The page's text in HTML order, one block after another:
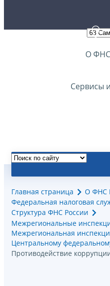
О
Сервисы
Главная страница
О ФНС
Федеральная налоговая
Структура ФНС России
Межрегиональные
Межрегиональная
Центральному
Противодействие